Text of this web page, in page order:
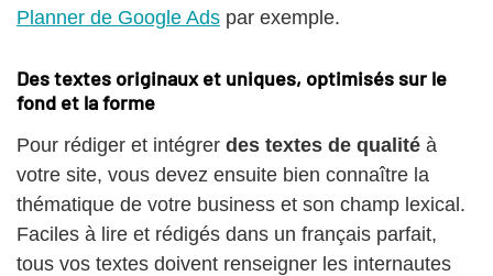
Planner de Google Ads par exemple.
Des textes originaux et uniques, optimisés sur le
fond et la forme
Pour rédiger et intégrer des textes de qualité à
votre site, vous devez ensuite bien connaître la
thématique de votre business et son champ lexical.
Faciles à lire et rédigés dans un français parfait,
tous vos textes doivent renseigner les internautes